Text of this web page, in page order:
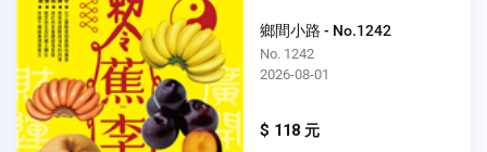
鄉間小路 - No.1242
No. 1242
2026-08-01
$ 118 元